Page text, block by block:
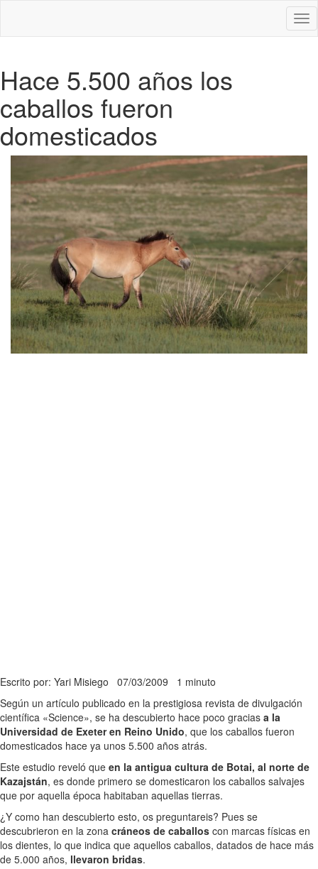
Hace 5.500 años los
caballos fueron
domesticados
Escrito por: Yari Misiego 07/03/2009 1 minuto
Según un artículo publicado en la prestigiosa revista de divulgación
científica «Science», se ha descubierto hace poco gracias a la
Universidad de Exeter en Reino Unido, que los caballos fueron
domesticados hace ya unos 5.500 años atrás.
Este estudio reveló que en la antigua cultura de Botai, al norte de
Kazajstán, es donde primero se domesticaron los caballos salvajes
que por aquella época habitaban aquellas tierras.
¿Y como han descubierto esto, os preguntareis? Pues se
descubrieron en la zona cráneos de caballos con marcas físicas en
los dientes, lo que indica que aquellos caballos, datados de hace más
de 5.000 años, llevaron bridas.